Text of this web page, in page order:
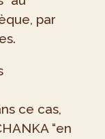
par
ce cas,
“en